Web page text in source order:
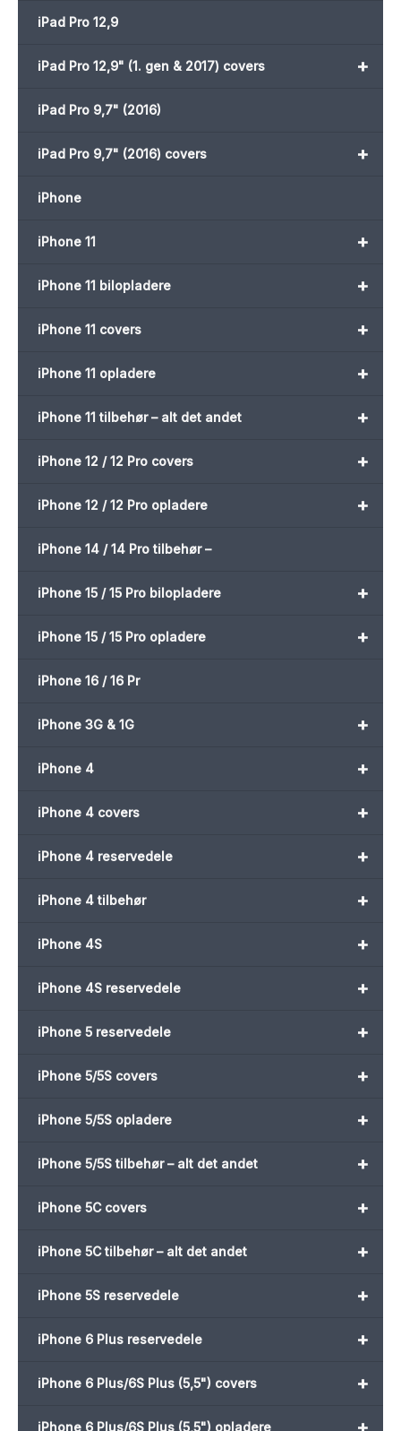
iPad Pro 12,9
+
iPad Pro 12,9" (1. gen & 2017) covers
iPad Pro 9,7" (2016)
+
iPad Pro 9,7" (2016) covers
iPhone
+
iPhone 11
+
iPhone 11 bilopladere
+
iPhone 11 covers
+
iPhone 11 opladere
+
iPhone 11 tilbehør – alt det andet
+
iPhone 12 / 12 Pro covers
+
iPhone 12 / 12 Pro opladere
iPhone 14 / 14 Pro tilbehør –
+
iPhone 15 / 15 Pro bilopladere
+
iPhone 15 / 15 Pro opladere
iPhone 16 / 16 Pr
+
iPhone 3G & 1G
+
iPhone 4
+
iPhone 4 covers
+
iPhone 4 reservedele
+
iPhone 4 tilbehør
+
iPhone 4S
+
iPhone 4S reservedele
+
iPhone 5 reservedele
+
iPhone 5/5S covers
+
iPhone 5/5S opladere
+
iPhone 5/5S tilbehør – alt det andet
+
iPhone 5C covers
+
iPhone 5C tilbehør – alt det andet
+
iPhone 5S reservedele
+
iPhone 6 Plus reservedele
+
iPhone 6 Plus/6S Plus (5,5") covers
iPhone 6 Plus/6S Plus (5,5") opladere